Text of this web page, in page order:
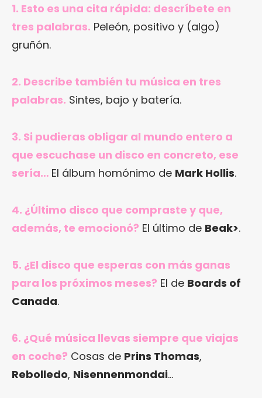
1. Esto es una cita rápida: descríbete en
tres palabras. Peleón, positivo y (algo)
gruñón.
2. Describe también tu música en tres
palabras. Sintes, bajo y batería.
3. Si pudieras obligar al mundo entero a
que escuchase un disco en concreto, ese
sería… El álbum homónimo de Mark Hollis.
4. ¿Último disco que compraste y que,
además, te emocionó? El último de Beak>.
5. ¿El disco que esperas con más ganas
para los próximos meses? El de Boards of
Canada.
6. ¿Qué música llevas siempre que viajas
en coche? Cosas de Prins Thomas,
Rebolledo, Nisennenmondai…